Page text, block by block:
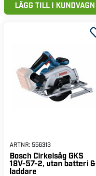
LÄGG TILL I KUNDVAGN
ARTNR: 556313
Bosch Cirkelsåg GKS
18V-57-2, utan batteri &
laddare